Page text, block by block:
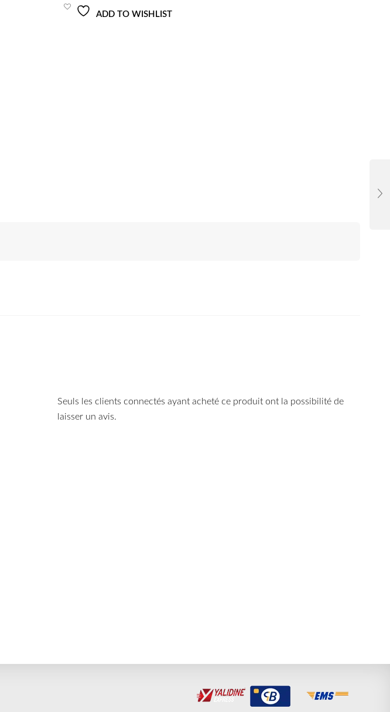
ADD TO WISHLIST
Seuls les clients connectés ayant acheté ce produit ont la possibilité de
laisser un avis.